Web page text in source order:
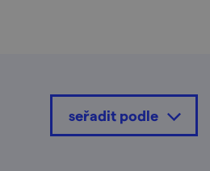
seřadit podle